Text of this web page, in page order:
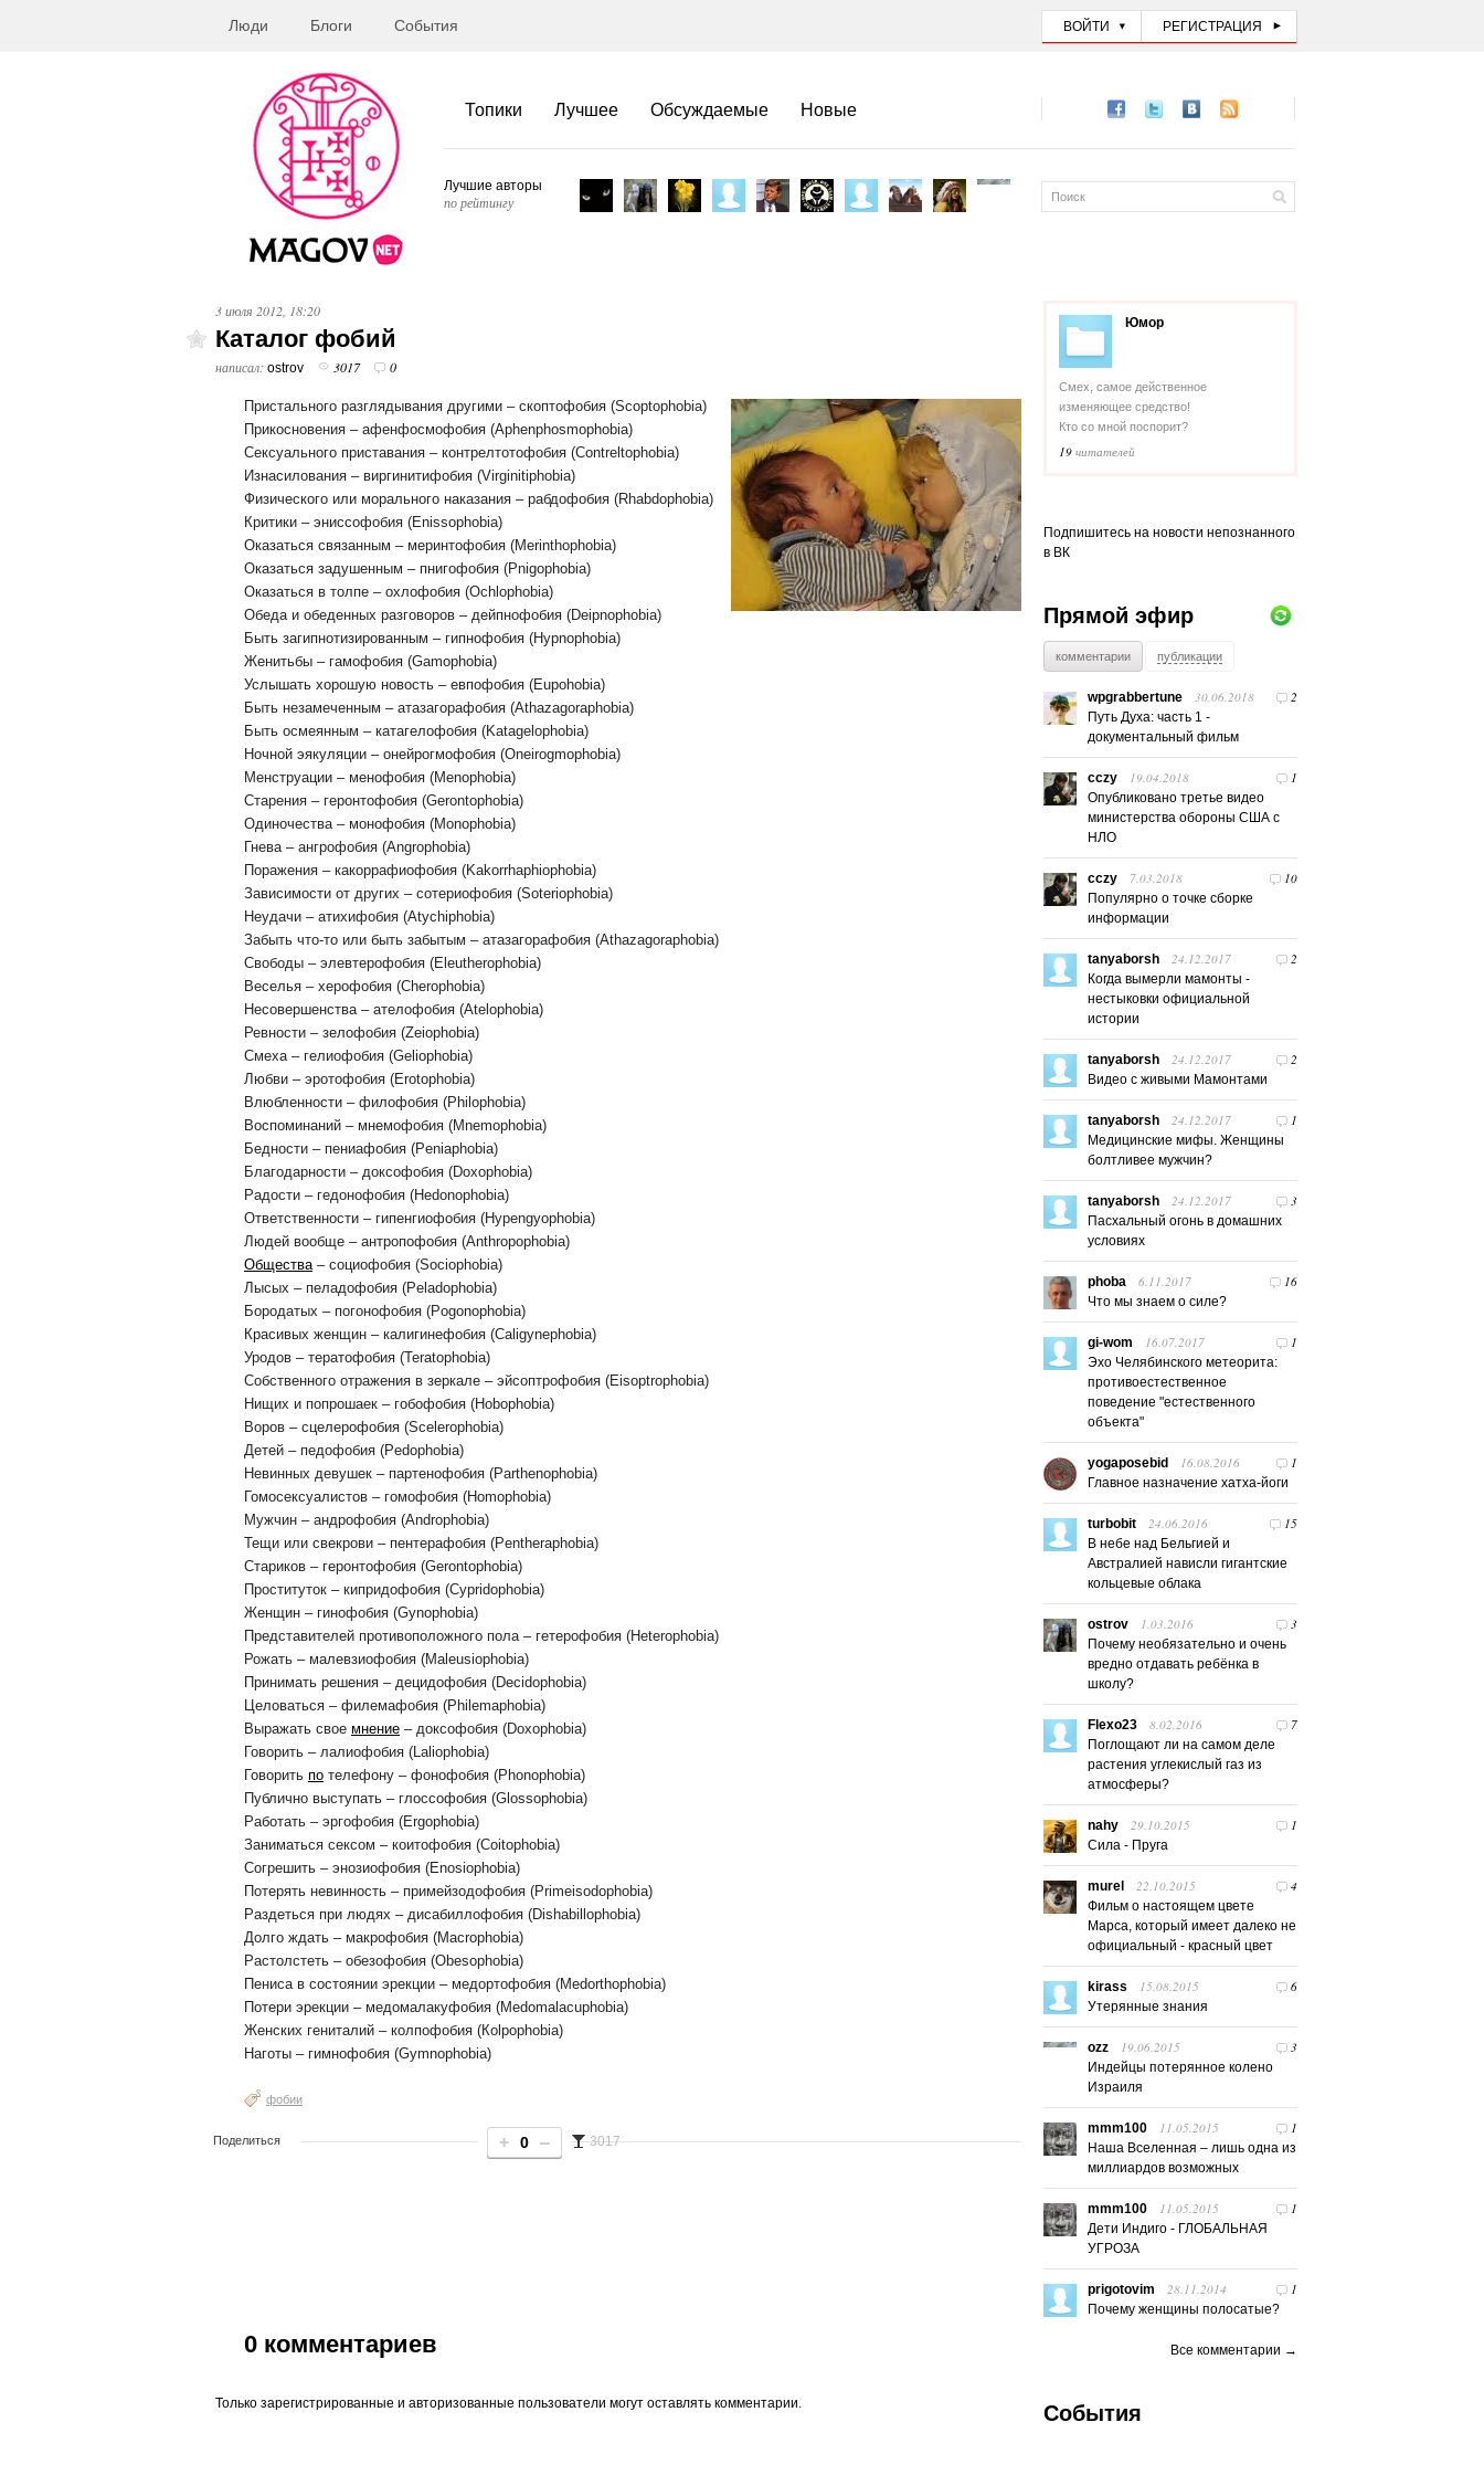
Люди Блоги События ВОЙТИ РЕГИСТРАЦИЯ
Топики Лучшее Обсуждаемые Новые
Лучшие авторы
по рейтингу
3 июля 2012, 18:20
Каталог фобий
написал: ostrov 3017 0
Пристального разглядывания другими – скоптофобия (Scoptophobia)
Прикосновения – афенфосмофобия (Aphenphosmophobia)
Сексуального приставания – контрелтотофобия (Contreltophobia)
Изнасилования – виргинитифобия (Virginitiphobia)
Физического или морального наказания – рабдофобия (Rhabdophobia)
Критики – эниссофобия (Enissophobia)
Оказаться связанным – меринтофобия (Merinthophobia)
Оказаться задушенным – пнигофобия (Pnigophobia)
Оказаться в толпе – охлофобия (Ochlophobia)
Обеда и обеденных разговоров – дейпнофобия (Deipnophobia)
Быть загипнотизированным – гипнофобия (Hypnophobia)
Женитьбы – гамофобия (Gamophobia)
Услышать хорошую новость – евпофобия (Eupohobia)
Быть незамеченным – атазагорафобия (Athazagoraphobia)
Быть осмеянным – катагелофобия (Katagelophobia)
Ночной эякуляции – онейрогмофобия (Oneirogmophobia)
Менструации – менофобия (Menophobia)
Старения – геронтофобия (Gerontophobia)
Одиночества – монофобия (Monophobia)
Гнева – ангрофобия (Angrophobia)
Поражения – какоррафиофобия (Kakorrhaphiophobia)
Зависимости от других – сотериофобия (Soteriophobia)
Неудачи – атихифобия (Atychiphobia)
Забыть что-то или быть забытым – атазагорафобия (Athazagoraphobia)
Свободы – элевтерофобия (Eleutherophobia)
Веселья – херофобия (Cherophobia)
Несовершенства – ателофобия (Atelophobia)
Ревности – зелофобия (Zeiophobia)
Смеха – гелиофобия (Geliophobia)
Любви – эротофобия (Erotophobia)
Влюбленности – филофобия (Philophobia)
Воспоминаний – мнемофобия (Mnemophobia)
Бедности – пениафобия (Peniaphobia)
Благодарности – доксофобия (Doxophobia)
Радости – гедонофобия (Hedonophobia)
Ответственности – гипенгиофобия (Hypengyophobia)
Людей вообще – антропофобия (Anthropophobia)
Общества– социофобия (Sociophobia)
Лысых – пеладофобия (Peladophobia)
Бородатых – погонофобия (Pogonophobia)
Красивых женщин – калигинефобия (Caligynephobia)
Уродов – тератофобия (Teratophobia)
Собственного отражения в зеркале – эйсоптрофобия (Eisoptrophobia)
Нищих и попрошаек – гобофобия (Hobophobia)
Воров – сцелерофобия (Scelerophobia)
Детей – педофобия (Pedophobia)
Невинных девушек – партенофобия (Parthenophobia)
Гомосексуалистов – гомофобия (Homophobia)
Мужчин – андрофобия (Androphobia)
Тещи или свекрови – пентерафобия (Pentheraphobia)
Стариков – геронтофобия (Gerontophobia)
Проституток – кипридофобия (Cypridophobia)
Женщин – гинофобия (Gynophobia)
Представителей противоположного пола – гетерофобия (Heterophobia)
Рожать – малевзиофобия (Maleusiophobia)
Принимать решения – децидофобия (Decidophobia)
Целоваться – филемафобия (Philemaphobia)
Выражать свое мнение – доксофобия (Doxophobia)
Говорить – лалиофобия (Laliophobia)
Говорить по телефону – фонофобия (Phonophobia)
Публично выступать – глоссофобия (Glossophobia)
Работать – эргофобия (Ergophobia)
Заниматься сексом – коитофобия (Coitophobia)
Согрешить – энозиофобия (Enosiophobia)
Потерять невинность – примейзодофобия (Primeisodophobia)
Раздеться при людях – дисабиллофобия (Dishabillophobia)
Долго ждать – макрофобия (Macrophobia)
Растолстеть – обезофобия (Obesophobia)
Пениса в состоянии эрекции – медортофобия (Medorthophobia)
Потери эрекции – медомалакуфобия (Medomalacuphobia)
Женских гениталий – колпофобия (Коlpophobia)
Наготы – гимнофобия (Gymnophobia)
фобии
Поделиться 0 3017
0 комментариев
Только зарегистрированные и авторизованные пользователи могут оставлять комментарии.
Юмор
Смех, самое действенное
изменяющее средство!
Кто со мной поспорит?
19 читателей
Подпишитесь на новости непознанного
в ВК
Прямой эфир
комментарии публикации
2
wpgrabbertune 30.06.2018
Путь Духа: часть 1 -
документальный фильм
1
cczy 19.04.2018
Опубликовано третье видео
министерства обороны США с
НЛО
10
cczy 7.03.2018
Популярно о точке сборке
информации
2
tanyaborsh 24.12.2017
Когда вымерли мамонты -
нестыковки официальной
истории
2
tanyaborsh 24.12.2017
Видео с живыми Мамонтами
1
tanyaborsh 24.12.2017
Медицинские мифы. Женщины
болтливее мужчин?
3
tanyaborsh 24.12.2017
Пасхальный огонь в домашних
условиях
16
phoba 6.11.2017
Что мы знаем о силе?
1
gi-wom 16.07.2017
Эхо Челябинского метеорита:
противоестественное
поведение "естественного
объекта"
1
yogaposebid 16.08.2016
Главное назначение хатха-йоги
15
turbobit 24.06.2016
В небе над Бельгией и
Австралией нависли гигантские
кольцевые облака
3
ostrov 1.03.2016
Почему необязательно и очень
вредно отдавать ребёнка в
школу?
7
Flexo23 8.02.2016
Поглощают ли на самом деле
растения углекислый газ из
атмосферы?
1
nahy 29.10.2015
Сила - Пруга
4
murel 22.10.2015
Фильм о настоящем цвете
Марса, который имеет далеко не
официальный - красный цвет
6
kirass 15.08.2015
Утерянные знания
3
ozz 19.06.2015
Индейцы потерянное колено
Израиля
1
mmm100 11.05.2015
Наша Вселенная – лишь одна из
миллиардов возможных
1
mmm100 11.05.2015
Дети Индиго - ГЛОБАЛЬНАЯ
УГРОЗА
1
prigotovim 28.11.2014
Почему женщины полосатые?
Все комментарии →
События